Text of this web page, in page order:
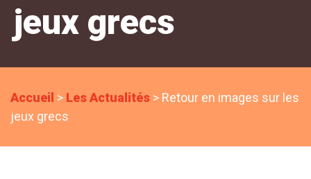
jeux grecs
Accueil > Les Actualités > Retour en images sur les
jeux grecs